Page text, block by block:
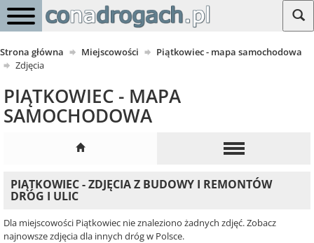
Strona główna Miejscowości
Piątkowiec - mapa samochodowa
Zdjęcia
PIĄTKOWIEC - MAPA
SAMOCHODOWA
PIĄTKOWIEC - ZDJĘCIA Z BUDOWY I REMONTÓW
DRÓG I ULIC
Dla miejscowości Piątkowiec nie znaleziono żadnych zdjęć. Zobacz
najnowsze zdjęcia dla innych dróg w Polsce.